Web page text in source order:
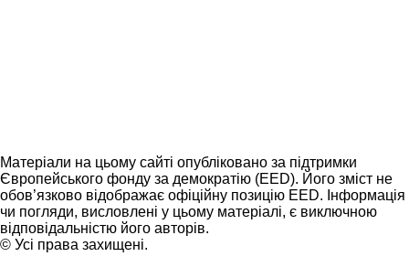
Матеріали на цьому сайті опубліковано за підтримки
Європейського фонду за демократію (EED). Його зміст не
обов’язково відображає офіційну позицію EED. Інформація
чи погляди, висловлені у цьому матеріалі, є виключною
відповідальністю його авторів.
© Усі права захищені.